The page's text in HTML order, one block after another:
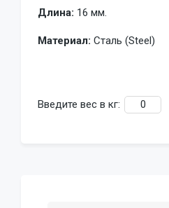
Длина: 16 мм.
Материал: Сталь (Steel)
Введите вес в кг: